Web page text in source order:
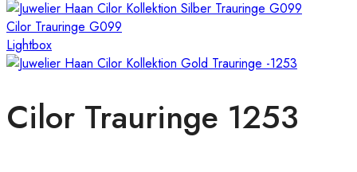
Cilor Trauringe G099
Lightbox
Cilor Trauringe 1253